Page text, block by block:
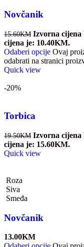
Novčanik
15.60KM Izvorna cijena
cijena je: 10.40KM.
Odaberi opcije Ovaj
odabrati na stranici
Quick view
-20%
Torbica
19.50KM Izvorna cijena
cijena je: 15.60KM.
Quick view
Roza
Siva
Smeđa
Novčanik
13.00KM